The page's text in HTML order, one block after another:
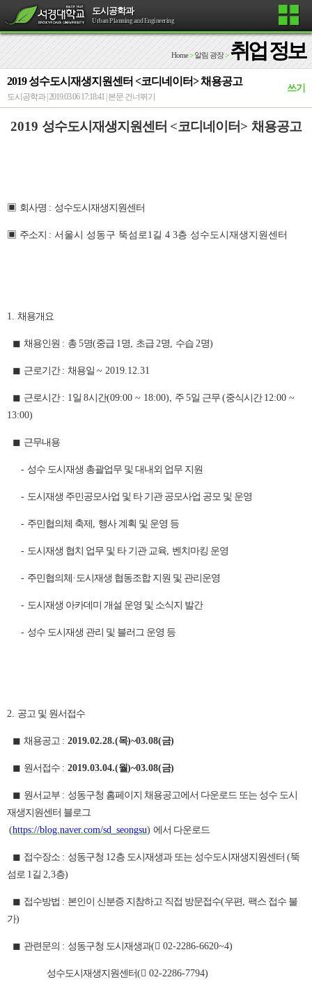
도시공학과
Urban Planning and Engineering
Home> 알림 광장> 취업 정보
2019 성수도시재생지원센터 <코디네이터> 채용공고
쓰기
도시공학과 | 2019.03.06 17:18:41 | 본문 건너뛰기
2019 성수도시재생지원센터 <코디네이터> 채용공고
▣ 회사명 : 성수도시재생지원센터
▣ 주소지 : 서울시 성동구 뚝섬로1길 4 3층 성수도시재생지원센터
1. 채용개요
◼ 채용인원 : 총 5명(중급 1명, 초급 2명, 수습 2명)
◼ 근로기간 : 채용일 ~ 2019.12.31
◼ 근로시간 : 1일 8시간(09:00 ~ 18:00), 주 5일 근무 (중식시간 12:00 ~
13:00)
◼ 근무내용
- 성수 도시재생 총괄업무 및 대내외 업무 지원
- 도시재생 주민공모사업 및 타 기관 공모사업 공모 및 운영
- 주민협의체 축제 , 행사 계획 및 운영 등
- 도시재생 협치 업무 및 타 기관 교육, 벤치마킹 운영
- 주민협의체 · 도시재생 협동조합 지원 및 관리운영
- 도시재생 아카데미 개설 운영 및 소식지 발간
- 성수 도시재생 관리 및 블러그 운영 등
2. 공고 및 원서접수
◼ 채용공고 : 2019.02.28.(목)~03.08(금)
◼ 원서접수 : 2019.03.04.(월)~03.08(금)
◼ 원서교부 : 성동구청 홈페이지 채용공고에서 다운로드 또는 성수 도시
재생지원센터 블로그
(https://blog.naver.com/sd_seongsu) 에서 다운로드
◼ 접수장소 : 성동구청 12층 도시재생과 또는 성수도시재생지원센터 (뚝
섬로 1길 2,3층)
◼ 접수방법 : 본인이 신분증 지참하고 직접 방문접수(우편, 팩스 접수 불
가)
◼ 관련문의 : 성동구청 도시재생과( 02-2286-6620~4)
성수도시재생지원센터( 02-2286-7794)